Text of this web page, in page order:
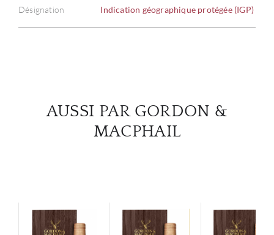
Désignation Indication géographique protégée (IGP)
AUSSI PAR GORDON &
MACPHAIL